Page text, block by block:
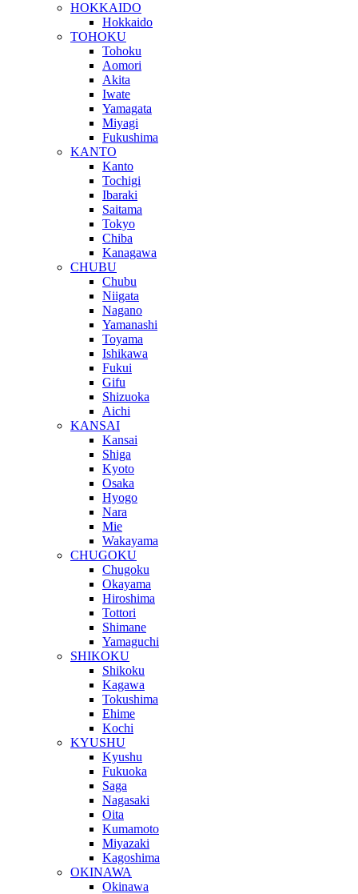
HOKKAIDO
Hokkaido
TOHOKU
Tohoku
Aomori
Akita
Iwate
Yamagata
Miyagi
Fukushima
KANTO
Kanto
Tochigi
Ibaraki
Saitama
Tokyo
Chiba
Kanagawa
CHUBU
Chubu
Niigata
Nagano
Yamanashi
Toyama
Ishikawa
Fukui
Gifu
Shizuoka
Aichi
KANSAI
Kansai
Shiga
Kyoto
Osaka
Hyogo
Nara
Mie
Wakayama
CHUGOKU
Chugoku
Okayama
Hiroshima
Tottori
Shimane
Yamaguchi
SHIKOKU
Shikoku
Kagawa
Tokushima
Ehime
Kochi
KYUSHU
Kyushu
Fukuoka
Saga
Nagasaki
Oita
Kumamoto
Miyazaki
Kagoshima
OKINAWA
Okinawa